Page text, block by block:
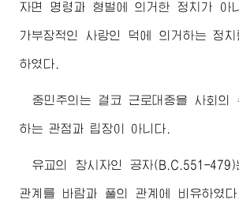
자면 명령과 형벌에 의거한 정치가 아
가부장적인 사랑인 덕에 의거하는 정
하였다.
중민주의는 결코 근로대중을 사회의
하는 관점과 립장이 아니다.
유교의 창시자인 공자(B.C.551-479)
관계를 바람과 풀의 관계에 비유하였